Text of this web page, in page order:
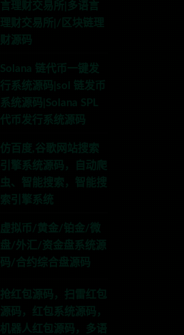
言理财交易所|多语言
理财交易所|/区块链理
财源码
Solana 链代币一键发
行系统源码|sol 链发币
系统源码|Solana SPL
代币发行系统源码
仿百度,谷歌网站搜索
引擎系统源码，自动爬
虫、智能搜索，智能搜
索引擎系统
虚拟币/黄金/铂金/微
盘/外汇/资金盘系统源
码/合约综合盘源码
抢红包源码，扫雷红包
源码，红包系统源码，
机器人红包源码，多语